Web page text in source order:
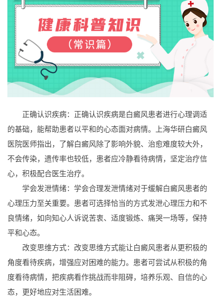
正确认识疾病：正确认识疾病是白癜风患者进行心理调适
的基础，能帮助患者以平和的心态面对病情。上海华研白癜风
医院医师指出，了解白癜风除了影响外貌、治愈难度较大外，
不会传染，遗传率也较低，患者应冷静看待病情，坚定治疗信
心，积极配合医生治疗。
学会发泄情绪：学会合理发泄情绪对于缓解白癜风患者的
心理压力至关重要。患者可选择恰当的方式发泄心理压力和不
良情绪，如向知心人诉说苦衷、适度锻炼、痛哭一场等，保持
平和心态。
改变思维方式：改变思维方式能让白癜风患者从更积极的
角度看待疾病，增强应对困难的能力。患者可尝试从积极的角
度看待病情，把疾病看作挑战而非阻碍，培养乐观、自信的心
态，更好地应对生活困难。